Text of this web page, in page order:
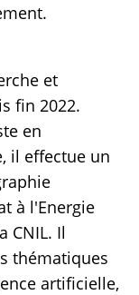
et
fin 2022.
en
il effectue un
à l'Energie
CNIL. Il
thématiques
artificielle,